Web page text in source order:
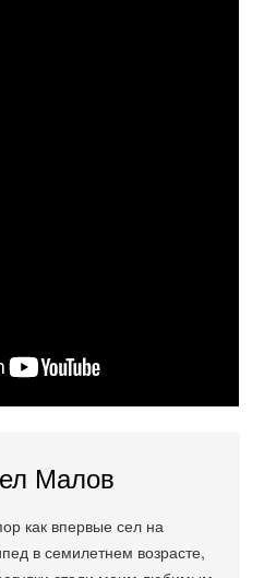
Малов
как впервые сел на
в семилетнем возрасте,